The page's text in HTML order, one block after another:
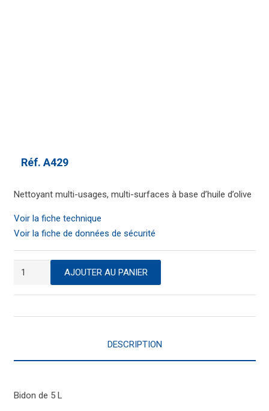
Réf. A429
Nettoyant multi-usages, multi-surfaces à base d’huile d’olive
Voir la fiche technique
Voir la fiche de données de sécurité
quantité
Détergent
AJOUTER AU PANIER
DESCRIPTION
Bidon de 5 L